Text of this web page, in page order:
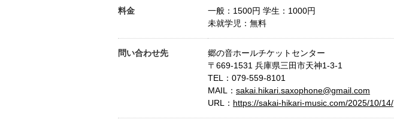
料金
一般：1500円 学生：1000円
未就学児：無料
問い合わせ先
郷の音ホールチケットセンター
〒669-1531 兵庫県三田市天神1-3-1
TEL： 079-559-8101
MAIL： sakai.hikari.saxophone@gmail.com
URL： https://sakai-hikari-music.com/2025/10/14/